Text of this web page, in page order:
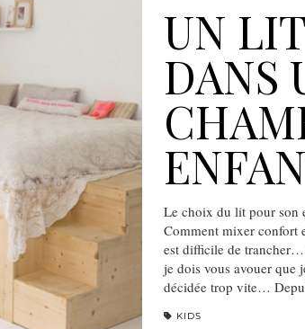
UN
DANS
Le choix du lit pour son
Comment mixer confort
est difficile de
je dois vous avouer que
décidée trop vite…
KIDS